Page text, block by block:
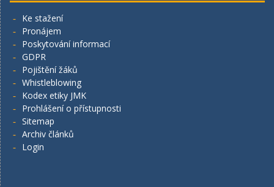
Ke stažení
Pronájem
Poskytování informací
GDPR
Pojištění žáků
Whistleblowing
Kodex etiky JMK
Prohlášení o přístupnosti
Sitemap
Archiv článků
Login